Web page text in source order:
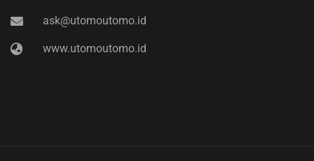
ask@utomoutomo.id
www.utomoutomo.id